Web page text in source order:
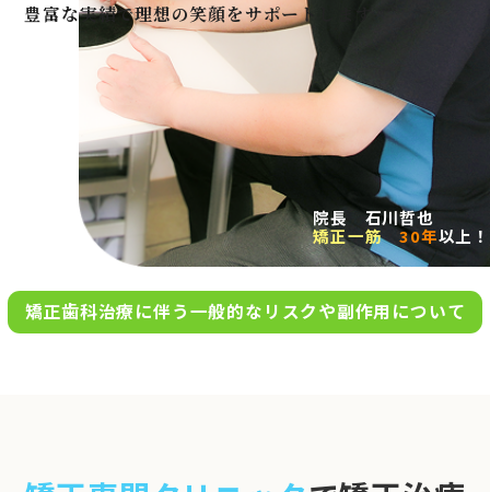
Q＆A
アクセス
お問い合わせ
完全
0120-695-578
※日曜は不定期で診療してい
豊富な実績で理想の笑顔をサポートします
院長 石川哲也
矯正一筋
30年以上！
矯正歯科治療に伴う一般的なリスクや副作用について